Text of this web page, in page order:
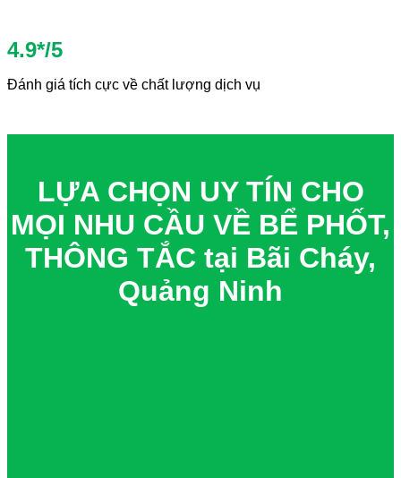
4.9*/5
Đánh giá tích cực về chất lượng dịch vụ
LỰA CHỌN UY TÍN CHO
MỌI NHU CẦU VỀ BỂ PHỐT,
THÔNG TẮC tại Bãi Cháy,
Quảng Ninh